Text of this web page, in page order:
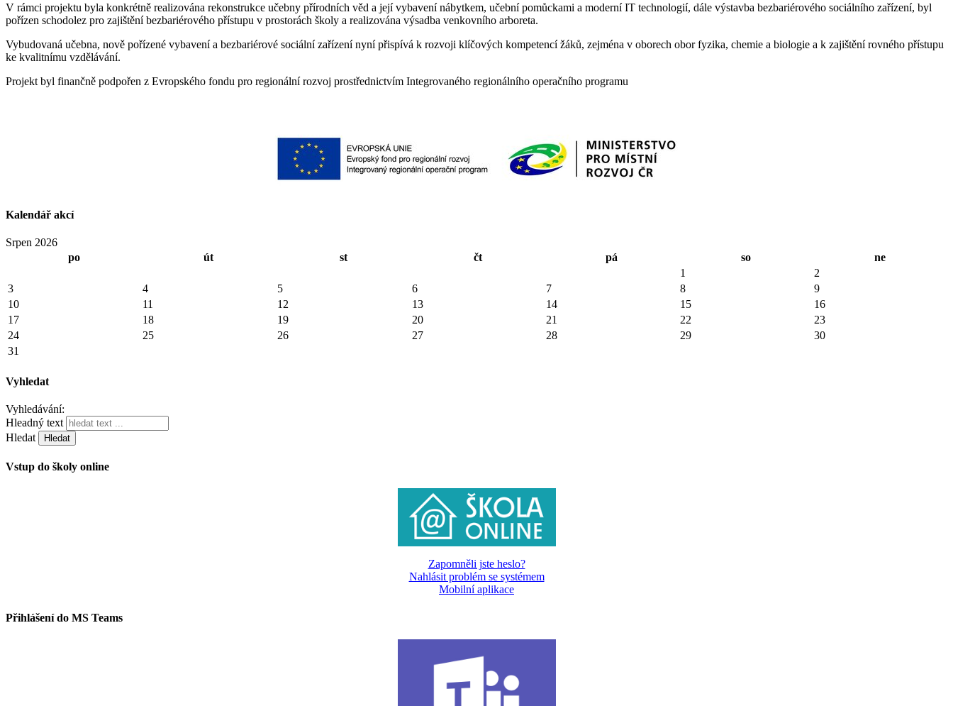
V rámci projektu byla konkrétně realizována rekonstrukce učebny přírodních věd a její vybavení nábytkem, učební pomůckami a moderní IT technologií, dále výstavba bezbariérového sociálního zařízení, byl
pořízen schodolez pro zajištění bezbariérového přístupu v prostorách školy a realizována výsadba venkovního arboreta.
Vybudovaná učebna, nově pořízené vybavení a bezbariérové sociální zařízení nyní přispívá k rozvoji klíčových kompetencí žáků, zejména v oborech obor fyzika, chemie a biologie a k zajištění rovného přístupu
ke kvalitnímu vzdělávání.
Projekt byl finančně podpořen z Evropského fondu pro regionální rozvoj prostřednictvím Integrovaného regionálního operačního programu
Kalendář akcí
Srpen 2026
po
út st čt pá so
ne
1
2
3
4 5 6 7 8
9
10
11 12 13 14 15
16
17
18 19 20 21 22
23
24
25 26 27 28 29
30
31
Vyhledat
Vyhledávání:
Hleadný text
Hledat
Vstup do školy online
Zapomněli jste heslo?
Nahlásit problém se systémem
Mobilní aplikace
Přihlášení do MS Teams